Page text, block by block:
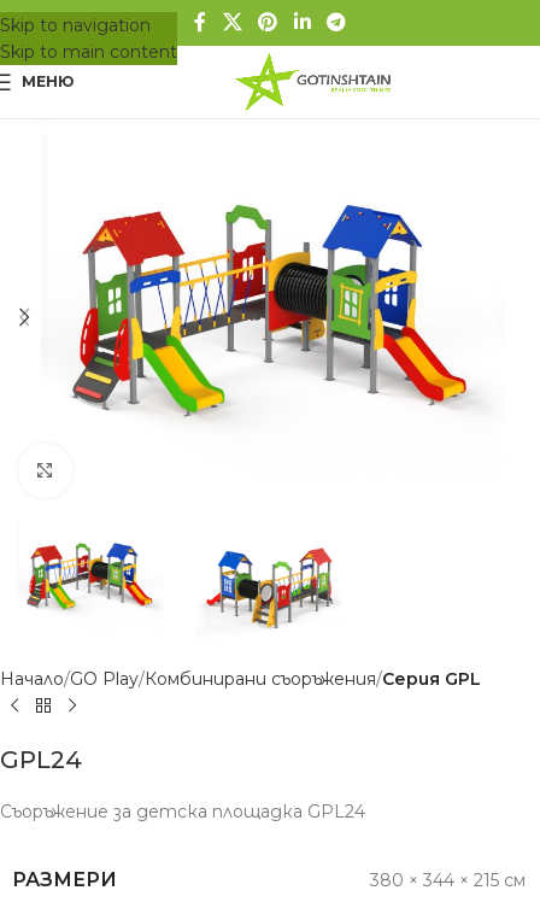
Skip to navigation
Skip to main content
МЕНЮ
Начало GO Play Комбинирани съоръжения Серия GPL
GPL24
Съоръжение за детска площадка GPL24
РАЗМЕРИ 380 × 344 × 215 см